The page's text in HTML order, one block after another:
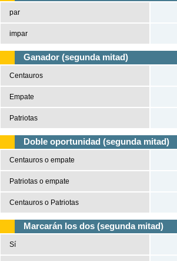
par
impar
Ganador (segunda mitad)
Centauros
Empate
Patriotas
Doble oportunidad (segunda mitad)
Centauros o empate
Patriotas o empate
Centauros o Patriotas
Marcarán los dos (segunda mitad)
Sí